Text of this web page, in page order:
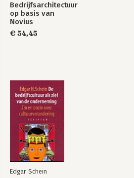
Bedrijfsarchitectuur
op basis van
Novius
€ 54,45
Edgar Schein